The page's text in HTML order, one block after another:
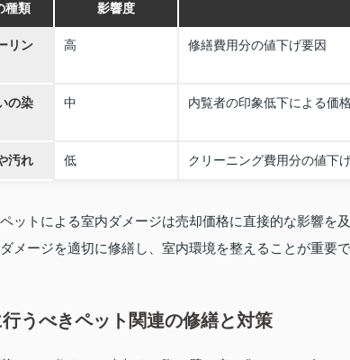
種類 影響度
リン
高 修繕費用分の値下げ要因
の染
中 内覧者の印象低下による価
汚れ 低 クリーニング費用分の値下
ットによる室内ダメージは売却価格に直接的な影響を
メージを適切に修繕し、室内環境を整えることが重要で
うべきペット関連の修繕と対策